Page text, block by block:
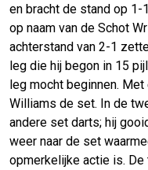
en bracht de stand op
op naam van de Schot
achterstand van 2-1
leg die hij begon in 15
leg mocht beginnen.
Williams de set. In de
andere set darts; hij
weer naar de set
opmerkelijke actie is.